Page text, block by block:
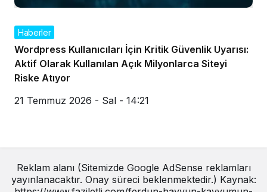
Haberler
Wordpress Kullanıcıları İçin Kritik Güvenlik Uyarısı:
Aktif Olarak Kullanılan Açık Milyonlarca Siteyi
Riske Atıyor
21 Temmuz 2026 - Sal - 14:21
Reklam alanı (Sitemizde Google AdSense reklamları
yayınlanacaktır. Onay süreci beklenmektedir.) Kaynak: